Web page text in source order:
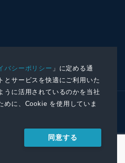
バシーポリシー 」に定める通
とサービスを快適にご利用いた
うに活用されているのかを当社
めに、Cookie を使用していま
同意する